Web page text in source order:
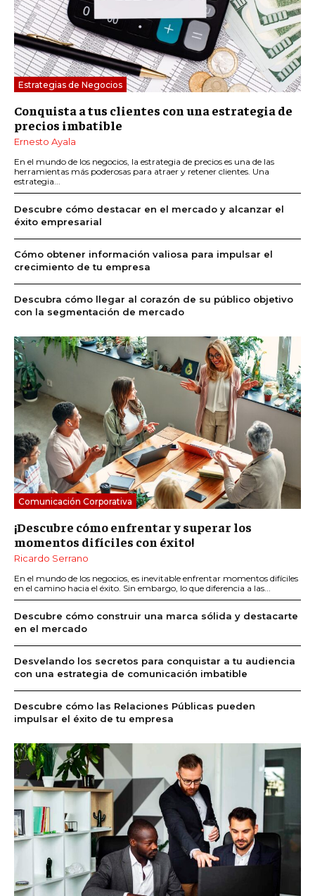
Estrategias de Negocios
Conquista a tus clientes con una estrategia de
precios imbatible
Ernesto Ayala
En el mundo de los negocios, la estrategia de precios es una de las
herramientas más poderosas para atraer y retener clientes. Una
estrategia...
Descubre cómo destacar en el mercado y alcanzar el
éxito empresarial
Cómo obtener información valiosa para impulsar el
crecimiento de tu empresa
Descubra cómo llegar al corazón de su público objetivo
con la segmentación de mercado
Comunicación Corporativa
¡Descubre cómo enfrentar y superar los
momentos difíciles con éxito!
Ricardo Serrano
En el mundo de los negocios, es inevitable enfrentar momentos difíciles
en el camino hacia el éxito. Sin embargo, lo que diferencia a las...
Descubre cómo construir una marca sólida y destacarte
en el mercado
Desvelando los secretos para conquistar a tu audiencia
con una estrategia de comunicación imbatible
Descubre cómo las Relaciones Públicas pueden
impulsar el éxito de tu empresa